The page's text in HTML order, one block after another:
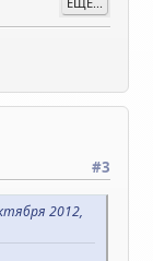
#3
2012,